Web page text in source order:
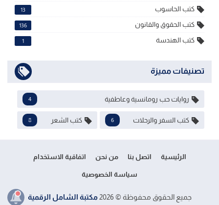
كتب الحاسوب 13
كتب الحقوق والقانون 136
كتب الهندسة 1
تصنيفات مميزة
روايات حب رومانسية وعاطفية 4
كتب السفر والرحلات 6 كتب الشعر 8
الرئيسية اتصل بنا من نحن اتفاقية الاستخدام
سياسة الخصوصية
جميع الحقوق محفوظة ©2026 مكتبة الشامل الرقمية